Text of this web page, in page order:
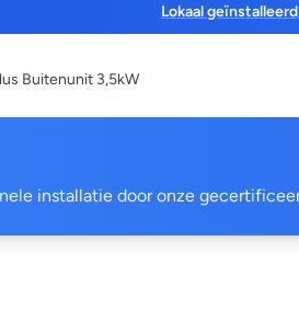
Lokaal
Buitenunit 3,5kW
installatie door onze